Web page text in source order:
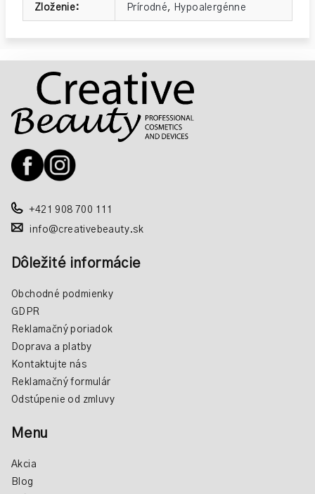
Zloženie: Prírodné, Hypoalergénne
+421 908 700 111
info@creativebeauty.sk
Dôležité informácie
Obchodné podmienky
GDPR
Reklamačný poriadok
Doprava a platby
Kontaktujte nás
Reklamačný formulár
Odstúpenie od zmluvy
Menu
Akcia
Blog